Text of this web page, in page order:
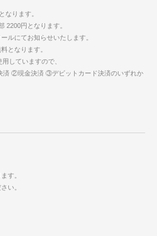
なります。
2200円となります。
ルにてお知らせいたします。
となります。
していますので、
済 ②現金決済 ③デビットカード決済のいずれか
す。
い。